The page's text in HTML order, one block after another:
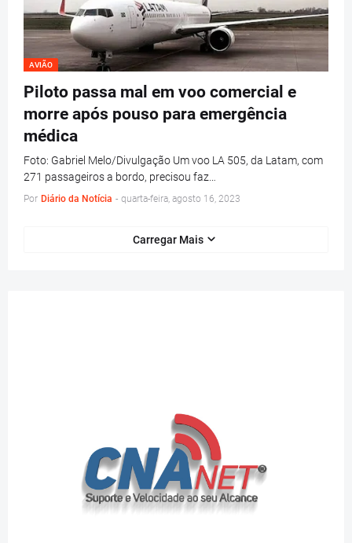
AVIÃO
Piloto passa mal em voo comercial e
morre após pouso para emergência
médica
Foto: Gabriel Melo/Divulgação Um voo LA 505, da Latam, com
271 passageiros a bordo, precisou faz…
Por Diário da Notícia - quarta-feira, agosto 16, 2023
Carregar Mais